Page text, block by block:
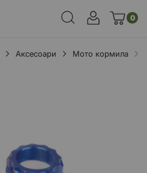
0
Аксесоари Мото кормила